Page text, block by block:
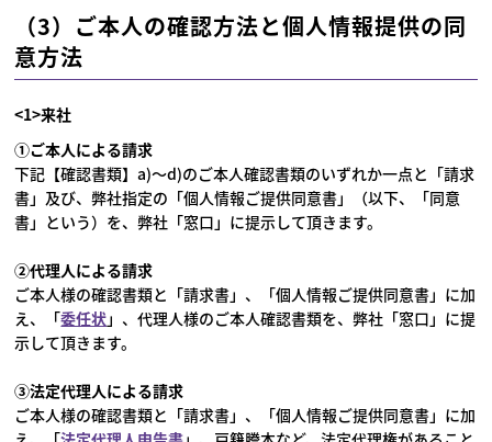
（3）ご本人の確認方法と個人情報提供の同
意方法
<1>来社
①ご本人による請求
下記【確認書類】a)～d)のご本人確認書類のいずれか一点と「請求
書」及び、弊社指定の「個人情報ご提供同意書」（以下、「同意
書」という）を、弊社「窓口」に提示して頂きます。
②代理人による請求
ご本人様の確認書類と「請求書」、「個人情報ご提供同意書」に加
え、「委任状」、代理人様のご本人確認書類を、弊社「窓口」に提
示して頂きます。
③法定代理人による請求
ご本人様の確認書類と「請求書」、「個人情報ご提供同意書」に加